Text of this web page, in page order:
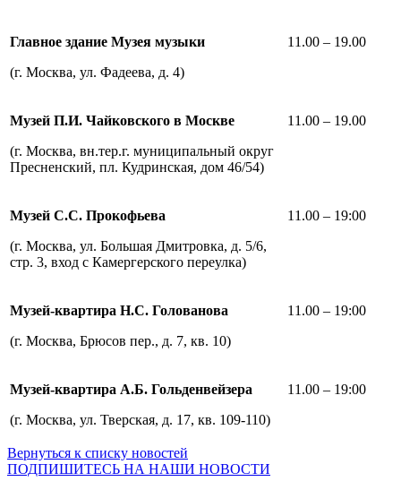
Главное здание Музея музыки
(г. Москва, ул. Фадеева, д. 4)
11.00 – 19.00
Музей П.И. Чайковского в Москве
(г. Москва, вн.тер.г. муниципальный округ
Пресненский, пл. Кудринская, дом 46/54)
11.00 – 19.00
Музей С.С. Прокофьева
(г. Москва, ул. Большая Дмитровка, д. 5/6,
стр. 3, вход с Камергерского переулка)
11.00 – 19:00
Музей-квартира Н.С. Голованова
(г. Москва, Брюсов пер., д. 7, кв. 10)
11.00 – 19:00
Музей-квартира А.Б. Гольденвейзера
(г. Москва, ул. Тверская, д. 17, кв. 109-110)
11.00 – 19:00
Вернуться к списку новостей
ПОДПИШИТЕСЬ НА НАШИ НОВОСТИ